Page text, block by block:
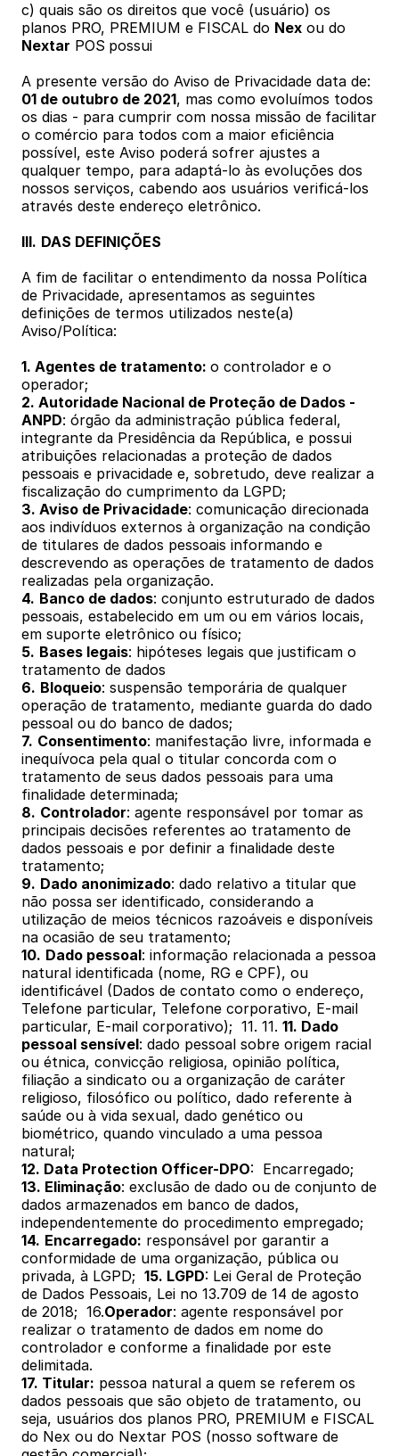
c) quais são os direitos que você (usuário) os
planos PRO, PREMIUM e FISCAL do Nex
Nextar POS possui
01 de outubro de 2021, mas como evoluímos todos
os dias - para cumprir com nossa missão de facilitar
o comércio para todos com a maior eficiência
possível, este Aviso poderá sofrer ajustes a
qualquer tempo, para adaptá-lo às evoluções dos
nossos serviços, cabendo aos usuários verificá-los
através deste endereço eletrônico.
III. DAS DEFINIÇÕES
A fim de facilitar o entendimento da nossa Política
de Privacidade, apresentamos as seguintes
definições de termos utilizados neste(a)
Aviso/Política:
1. Agentes de tratamento: o controlador e o
operador;
2. Autoridade Nacional de Proteção de Dados -
ANPD: órgão da administração pública federal,
integrante da Presidência da República, e possui
atribuições relacionadas a proteção de dados
pessoais e privacidade e, sobretudo, deve realizar a
fiscalização do cumprimento da LGPD;
3. Aviso de Privacidade: comunicação direcionada
aos indivíduos externos à organização na condição
de titulares de dados pessoais informando e
descrevendo as operações de tratamento de dados
realizadas pela organização.
4. Banco de dados: conjunto estruturado de dados
pessoais, estabelecido em um ou em vários locais,
em suporte eletrônico ou físico;
5. Bases legais: hipóteses legais que justificam o
tratamento de dados
6. Bloqueio: suspensão temporária de qualquer
operação de tratamento, mediante guarda do dado
pessoal ou do banco de dados;
7. Consentimento: manifestação livre, informada e
inequívoca pela qual o titular concorda com o
tratamento de seus dados pessoais para uma
finalidade determinada;
8. Controlador: agente responsável por tomar as
principais decisões referentes ao tratamento de
dados pessoais e por definir a finalidade deste
tratamento;
9. Dado anonimizado: dado relativo a titular que
não possa ser identificado, considerando a
utilização de meios técnicos razoáveis e disponíveis
na ocasião de seu tratamento;
10. Dado pessoal: informação relacionada a pessoa
natural identificada (nome, RG e CPF), ou
identificável (Dados de contato como o endereço,
Telefone particular, Telefone corporativo, E-mail
particular, E-mail corporativo);  11. 11. 11. Dado
pessoal sensível: dado pessoal sobre origem racial
ou étnica, convicção religiosa, opinião política,
filiação a sindicato ou a organização de caráter
religioso, filosófico ou político, dado referente à
saúde ou à vida sexual, dado genético ou
biométrico, quando vinculado a uma pessoa
natural;
12. Data Protection Officer-DPO:  Encarregado;
13. Eliminação: exclusão de dado ou de conjunto de
dados armazenados em banco de dados,
independentemente do procedimento empregado;
14. Encarregado: responsável por garantir a
conformidade de uma organização, pública ou
privada, à LGPD; 15. LGPD: Lei Geral de Proteção
de Dados Pessoais, Lei no 13.709 de 14 de agosto
de 2018;  16.Operador: agente responsável por
realizar o tratamento de dados em nome do
controlador e conforme a finalidade por este
delimitada.
17. Titular: pessoa natural a quem se referem os
dados pessoais que são objeto de tratamento, ou
seja, usuários dos planos PRO, PREMIUM e FISCAL
do Nex ou do Nextar POS (nosso software de